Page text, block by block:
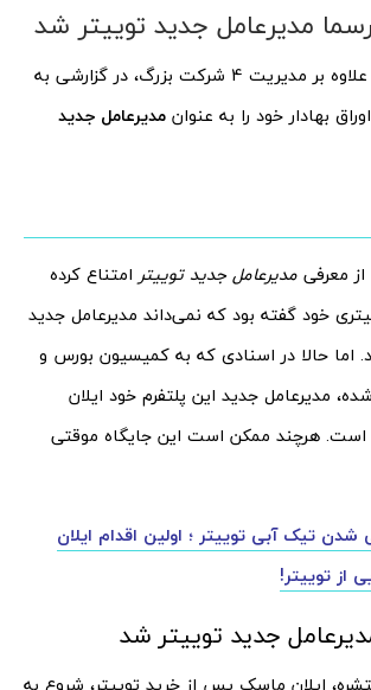
مدیرعامل جدید توییتر شد
ایلان ماسک اکنون علاوه بر مدیریت 4 شرکت بزرگ، در گزارشی به
بهادار خود را به عنوان مدیرعامل جدید
معرفی مدیرعامل جدید توییترامتناع کرده
خود گفته بود که نمی‌داند مدیرعامل جدید
حالا در اسنادی که به کمیسیون بورس و
مدیرعامل جدید این پلتفرم خود ایلان
هرچند ممکن است این جایگاه موقتی
شدن تیک آبی توییتر ؛ اولین اقدام ایلان
از توییتر!
جدید توییتر شد